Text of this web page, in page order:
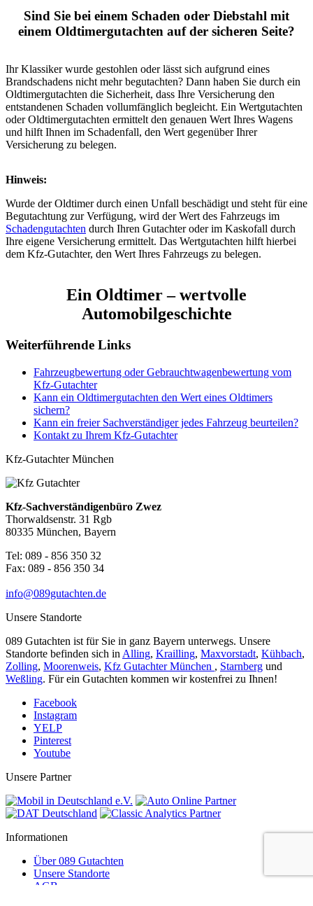
Sind Sie bei einem Schaden oder Diebstahl mit
einem Oldtimergutachten auf der sicheren Seite?
Ihr Klassiker wurde gestohlen oder lässt sich aufgrund eines
Brandschadens nicht mehr begutachten? Dann haben Sie durch ein
Oldtimergutachten die Sicherheit, dass Ihre Versicherung den
entstandenen Schaden vollumfänglich begleicht. Ein Wertgutachten
oder Oldtimergutachten ermittelt den genauen Wert Ihres Wagens
und hilft Ihnen im Schadenfall, den Wert gegenüber Ihrer
Versicherung zu belegen.
Hinweis:
Wurde der Oldtimer durch einen Unfall beschädigt und steht für eine
Begutachtung zur Verfügung, wird der Wert des Fahrzeugs im
Schadengutachten durch Ihren Gutachter oder im Kaskofall durch
Ihre eigene Versicherung ermittelt. Das Wertgutachten hilft hierbei
dem Kfz-Gutachter, den Wert Ihres Fahrzeugs zu belegen.
Ein Oldtimer – wertvolle
Automobilgeschichte
Weiterführende Links
Fahrzeugbewertung oder Gebrauchtwagenbewertung vom
Kfz-Gutachter
Kann ein Oldtimergutachten den Wert eines Oldtimers
sichern?
Kann ein freier Sachverständiger jedes Fahrzeug beurteilen?
Kontakt zu Ihrem Kfz-Gutachter
Kfz-Gutachter München
Kfz-Sachverständigenbüro Zwez
Thorwaldsenstr. 31 Rgb
80335 München, Bayern
Tel: 089 - 856 350 32
Fax: 089 - 856 350 34
info@089gutachten.de
Unsere Standorte
089 Gutachten ist für Sie in ganz Bayern unterwegs. Unsere
Standorte befinden sich in Alling, Krailling, Maxvorstadt, Kühbach,
Zolling, Moorenweis, Kfz Gutachter München , Starnberg und
Weßling. Für ein Gutachten kommen wir kostenfrei zu Ihnen!
Facebook
Instagram
YELP
Pinterest
Youtube
Unsere Partner
Informationen
Über 089 Gutachten
Unsere Standorte
AGB